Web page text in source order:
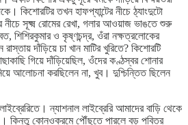
কিশোরটির তখন হাফপ্যান্টের নীচে ঠ্যাংদুটো
নীচে সূক্ষ্ম রোমের রেখা, গলার আওয়াজ ভাঙতে শুরু
শিশিরকুমার ও কৃষ্ণচন্দ্র, ওঁরা নক্ষত্রলোকের
দাঁড়িয়ে চা খান মাটির খুরিতে? কিশোরটি
গিয়ে দাঁড়িয়েছিল, ওঁদের কণ্ঠস্বর শোনার
আলোচনা করছিলেন না, খুব। দুশ্চিন্তিত ছিলেন
ন্যাশনাল লাইব্রেরি আমাদের বাড়ি থেকে
কিন্তু কোনওক্রমে পৌঁছতে পারলে বড় পবিত্র